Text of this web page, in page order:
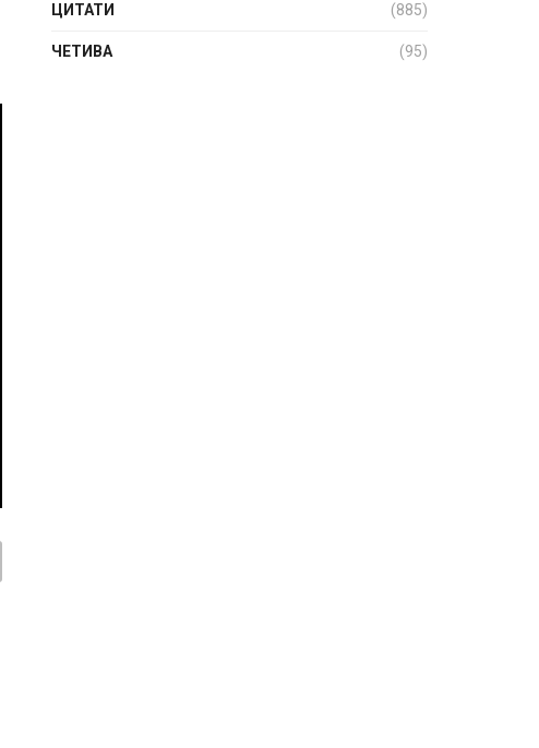
ЦИТАТИ (885)
ЧЕТИВА (95)